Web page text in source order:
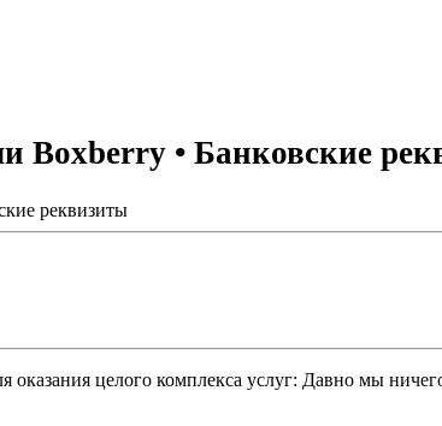
• Банковские
реквизиты
целого комплекса услуг: Давно мы